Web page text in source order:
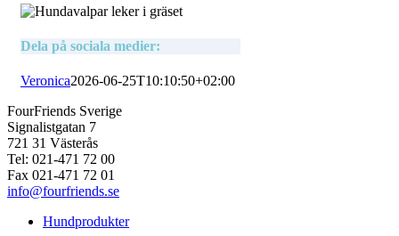
Dela på sociala medier:
Veronica2026-06-25T10:10:50+02:00
FourFriends Sverige
Signalistgatan 7
721 31 Västerås
Tel: 021-471 72 00
Fax 021-471 72 01
info@fourfriends.se
Hundprodukter